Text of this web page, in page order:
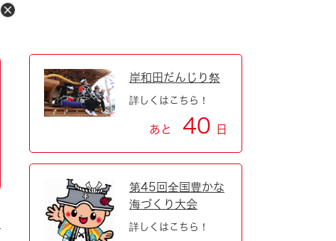
岸和田だんじり祭
詳しくはこちら！
あと 40 日
第45回全国豊かな
海づくり大会
詳しくはこちら！